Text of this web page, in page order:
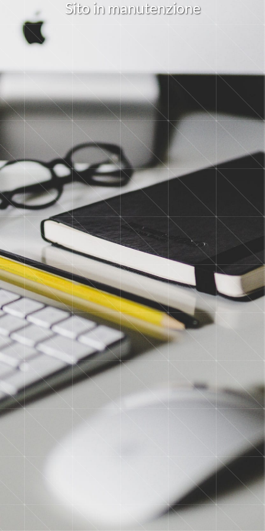
Sito in manutenzione